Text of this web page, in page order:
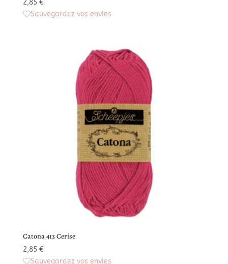
2,85 €
Sauvegardez vos envies
Catona 413 Cerise
2,85 €
Sauvegardez vos envies